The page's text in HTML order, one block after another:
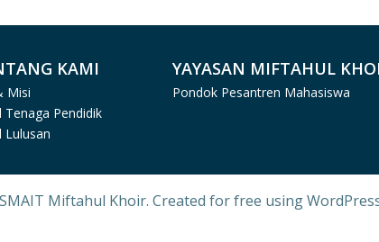
KAMI
Misi
Tenaga Pendidik
Lulusan
YAYASAN MIFTAHUL
Pondok Pesantren Mahasiswa
Miftahul Khoir. Created for free using